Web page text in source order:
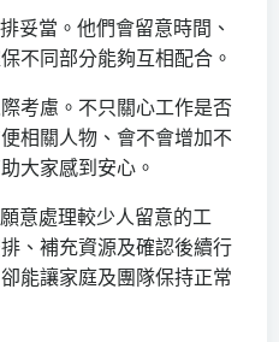
妥當。他們會留意時間、
不同部分能夠互相配合。
考慮。不只關心工作是否
相關人物、會不會增加不
大家感到安心。
意處理較少人留意的工
、補充資源及確認後續行
能讓家庭及團隊保持正常